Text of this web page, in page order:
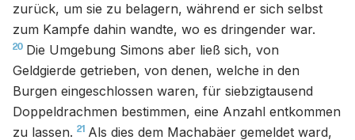
zurück, um sie zu belagern, während er sich selbst
zum Kampfe dahin wandte, wo es dringender war.
20 Die Umgebung Simons aber ließ sich, von
Geldgierde getrieben, von denen, welche in den
Burgen eingeschlossen waren, für siebzigtausend
Doppeldrachmen bestimmen, eine Anzahl entkommen
zu lassen. 21 Als dies dem Machabäer gemeldet ward,